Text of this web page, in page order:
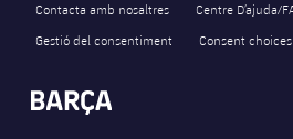
Contacta amb nosaltres
Centre D’ajuda/
Gestió del consentiment
Consent choices